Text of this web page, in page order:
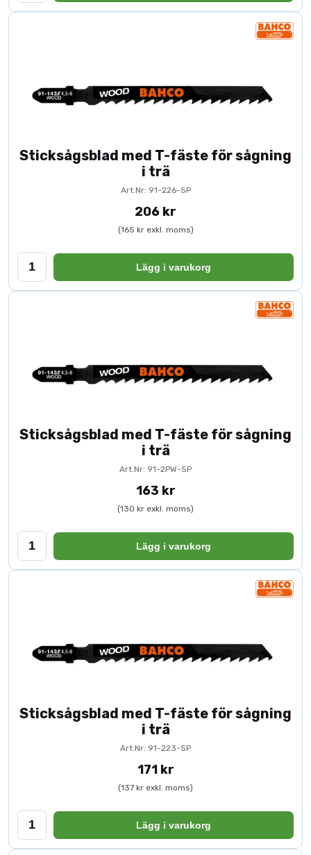
Sticksågsblad med T-fäste för sågning
i trä
Art.Nr: 91-226-5P
206 kr
(165 kr exkl. moms)
Lägg i varukorg
Sticksågsblad med T-fäste för sågning
i trä
Art.Nr: 91-2PW-5P
163 kr
(130 kr exkl. moms)
Lägg i varukorg
Sticksågsblad med T-fäste för sågning
i trä
Art.Nr: 91-223-5P
171 kr
(137 kr exkl. moms)
Lägg i varukorg